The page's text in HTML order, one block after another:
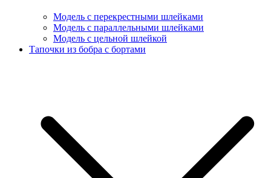
Модель с перекрестными шлейками
Модель с параллельными шлейками
Модель с цельной шлейкой
Тапочки из бобра с бортами